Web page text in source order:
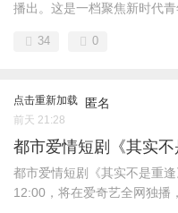
播出。这是一档聚焦新时代青
34 0
点击重新加载 匿名
前天 21:28
都市爱情短剧《其实
都市爱情短剧《其实不是重
12:00，将在爱奇艺全网独播